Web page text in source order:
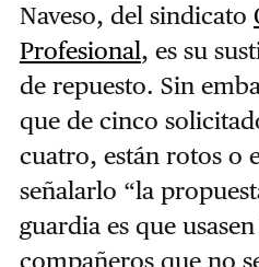
Naveso, del sindicato
Profesional, es su
de repuesto. Sin
que de cinco
cuatro, están rotos o
señalarlo “la
guardia es que
compañeros que no